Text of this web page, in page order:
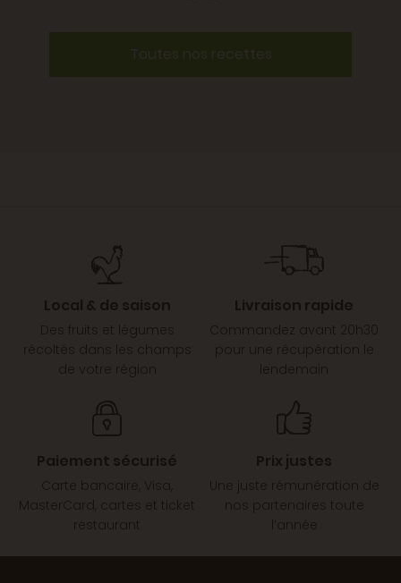
Toutes nos recettes
Local & de saison
Des fruits et légumes
récoltés dans les champs
de votre région
Livraison rapide
Commandez avant 20h30
pour une récupération le
lendemain
Paiement sécurisé
Carte bancaire, Visa,
MasterCard, cartes et ticket
restaurant
Prix justes
Une juste rémunération de
nos partenaires toute
l’année